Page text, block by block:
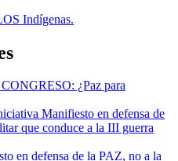
Indígenas.
¿Paz para
Manifiesto en defensa de
que conduce a la III guerra
en defensa de la PAZ, no a la